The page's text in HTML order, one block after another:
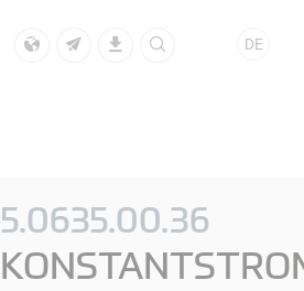
DE
5.0635.00.36